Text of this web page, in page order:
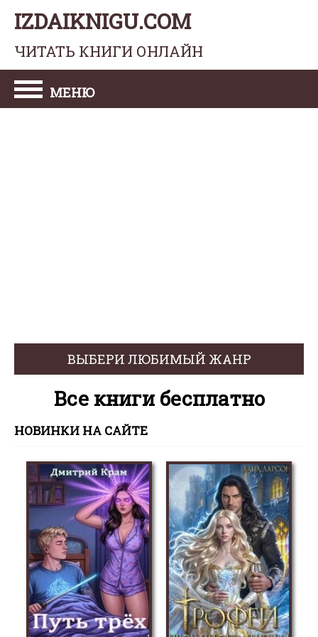
IZDAIKNIGU.COM
ЧИТАТЬ КНИГИ ОНЛАЙН
МЕНЮ
ВЫБЕРИ ЛЮБИМЫЙ ЖАНР
Все книги бесплатно
НОВИНКИ НА САЙТЕ